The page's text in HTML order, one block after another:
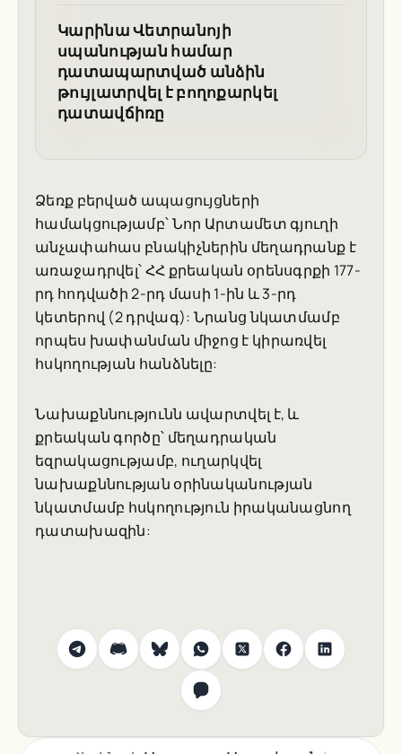
Կարինա Վետրանոյի
սպանության համար
դատապարտված անձին
թույլատրվել է բողոքարկել
դատավճիռը
Ձեռք բերված ապացույցների
համակցությամբ՝ Նոր Արտամետ գյուղի
անչափահաս բնակիչներին մեղադրանք է
առաջադրվել՝ ՀՀ քրեական օրենսգրքի 177-
րդ հոդվածի 2-րդ մասի 1-ին և 3-րդ
կետերով (2 դրվագ): Նրանց նկատմամբ
որպես խափանման միջոց է կիրառվել
հսկողության հանձնելը:
Նախաքննությունն ավարտվել է, և
քրեական գործը՝ մեղադրական
եզրակացությամբ, ուղարկվել
նախաքննության օրինականության
նկատմամբ հսկողություն իրականացնող
դատախազին: